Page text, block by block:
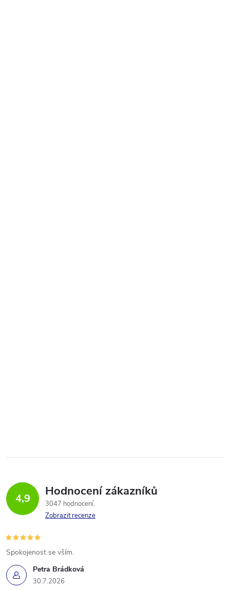
4,9 Hodnocení zákazníků
3047 hodnocení
Zobrazit recenze
Petra Brádková
30.7.2026
Spokojenost se vším.